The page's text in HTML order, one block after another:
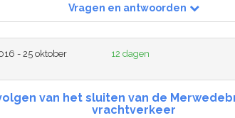
Vragen en antwoorden
- 25 oktober
12 dagen
van het sluiten van de
vrachtverkeer